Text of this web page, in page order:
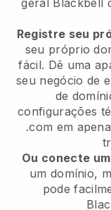
geral Blackbell
Registre seu
seu próprio
fácil. Dê uma
seu negócio de
de
configurações
.com em
Ou conecte
um domínio,
pode